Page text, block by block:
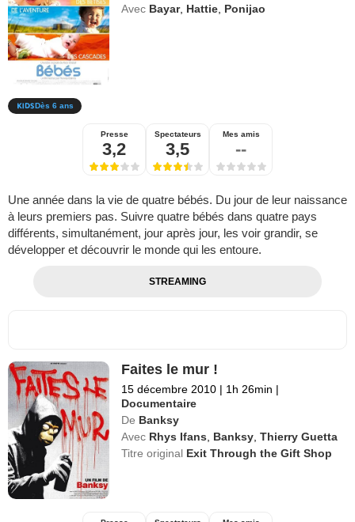
Avec Bayar, Hattie Ponijao
Dès 6 ans
Presse
3,2
Spectateurs
3,5
Mes amis
--
Une année dans la vie de quatre bébés. Du jour de leur naissance
à leurs premiers pas. Suivre quatre bébés dans quatre pays
différents, simultanément, jour après jour, les voir grandir, se
développer et découvrir le monde qui les entoure.
STREAMING
Faites le mur !
15 décembre 2010 | 1h 26min |
Documentaire
De Banksy
Avec Rhys Ifans Banksy ,Thierry Guetta
Titre original Exit Through the Gift Shop